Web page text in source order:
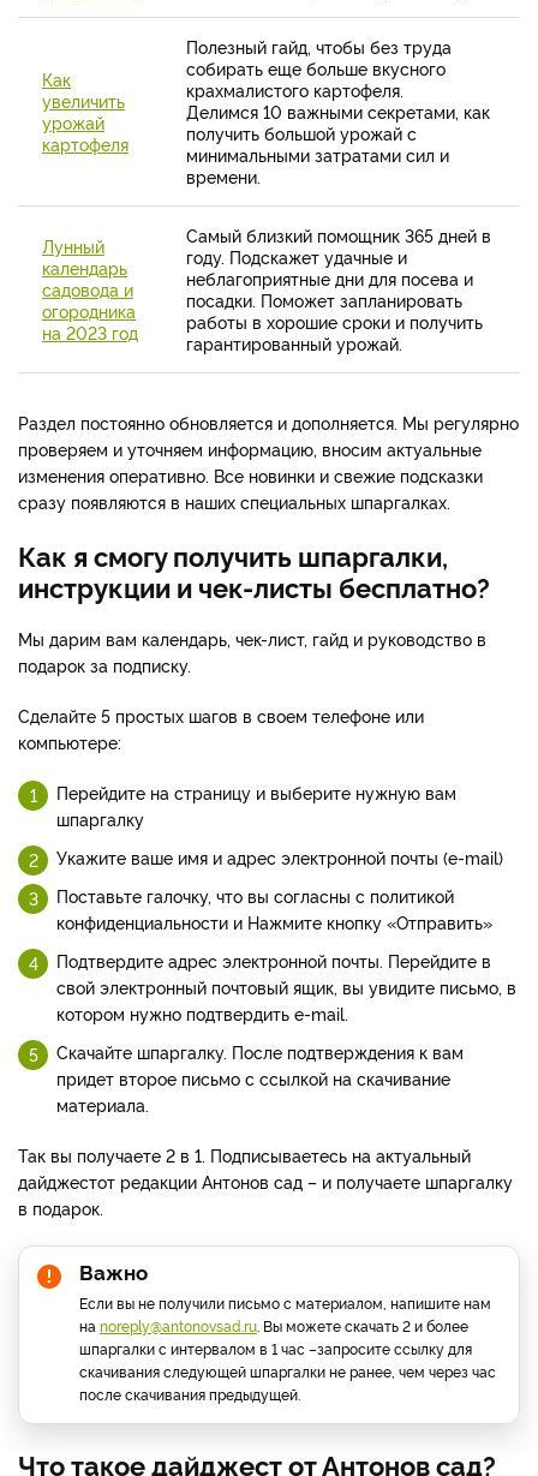
Как
увеличить
урожай
картофеля
Полезный гайд, чтобы без труда
собирать еще больше вкусного
крахмалистого картофеля.
Делимся 10 важными секретами, как
получить большой урожай с
минимальными затратами сил и
времени.
Лунный
календарь
садовода и
огородника
на 2023 год
Самый близкий помощник 365 дней в
году. Подскажет удачные и
неблагоприятные дни для посева и
посадки. Поможет запланировать
работы в хорошие сроки и получить
гарантированный урожай.
Раздел постоянно обновляется и дополняется. Мы регулярно
проверяем и уточняем информацию, вносим актуальные
изменения оперативно. Все новинки и свежие подсказки
сразу появляются в наших специальных шпаргалках.
Как я смогу получить шпаргалки,
инструкции и чек-листы бесплатно?
Мы дарим вам календарь, чек-лист, гайд и руководство в
подарок за подписку.
Сделайте 5 простых шагов в своем телефоне или
компьютере:
Перейдите на страницу и выберите нужную вам
шпаргалку
Укажите ваше имя и адрес электронной почты (e-mail)
Поставьте галочку, что вы согласны с политикой
конфиденциальности и Нажмите кнопку «Отправить»
Подтвердите адрес электронной почты. Перейдите в
свой электронный почтовый ящик, вы увидите письмо, в
котором нужно подтвердить e-mail.
Скачайте шпаргалку. После подтверждения к вам
придет второе письмо с ссылкой на скачивание
материала.
Так вы получаете 2 в 1. Подписываетесь на актуальный
дайджестот редакции Антонов сад – и получаете шпаргалку
в подарок.
Важно
Если вы не получили письмо с материалом, напишите нам
на noreply@antonovsad.ru . Вы можете скачать 2 и более
шпаргалки с интервалом в 1 час –запросите ссылку для
скачивания следующей шпаргалки не ранее, чем через час
после скачивания предыдущей.
Что такое дайджест от Антонов сад?